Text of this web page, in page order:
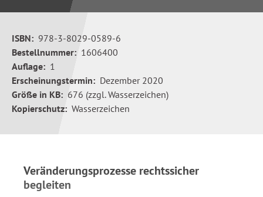
ISBN: 978-3-8029-0589-6
Bestellnummer: 1606400
Auflage: 1
Erscheinungstermin: Dezember 2020
Größe in KB: 676 (zzgl. Wasserzeichen)
Kopierschutz: Wasserzeichen
Veränderungsprozesse rechtssicher
begleiten